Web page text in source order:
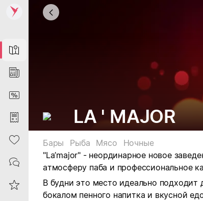
Map
News
DiscountCard
Purchases
Heart
Contacts
Reviews
LA ' MAJOR
Бары Рыба Мясо
Ночные
"La’major" - неординарное новое
атмосферу паба и профессиональное
В будни это место идеально
бокалом пенного напитка и вкусной